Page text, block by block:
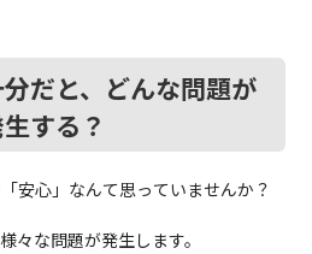
だと、どんな問題が
する？
安心」なんて思っていませんか？
々な問題が発生します。